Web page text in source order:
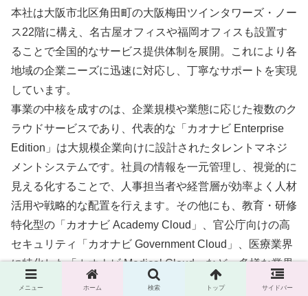
本社は大阪市北区角田町の大阪梅田ツインタワーズ・ノー
ス22階に構え、名古屋オフィスや福岡オフィスも設置す
ることで全国的なサービス提供体制を展開。これにより各
地域の企業ニーズに迅速に対応し、丁寧なサポートを実現
しています。
事業の中核を成すのは、企業規模や業態に応じた複数のク
ラウドサービスであり、代表的な「カオナビ Enterprise
Edition」は大規模企業向けに設計されたタレントマネジ
メントシステムです。社員の情報を一元管理し、視覚的に
見える化することで、人事担当者や経営層が効率よく人材
活用や戦略的な配置を行えます。その他にも、教育・研修
特化型の「カオナビ Academy Cloud」、官公庁向けの高
セキュリティ「カオナビ Government Cloud」、医療業界
に特化した「カオナビ Medical Cloud」など、多様な業界
や用途にマッチした製品群を展開しています。
メニュー ホーム 検索 トップ サイドバー